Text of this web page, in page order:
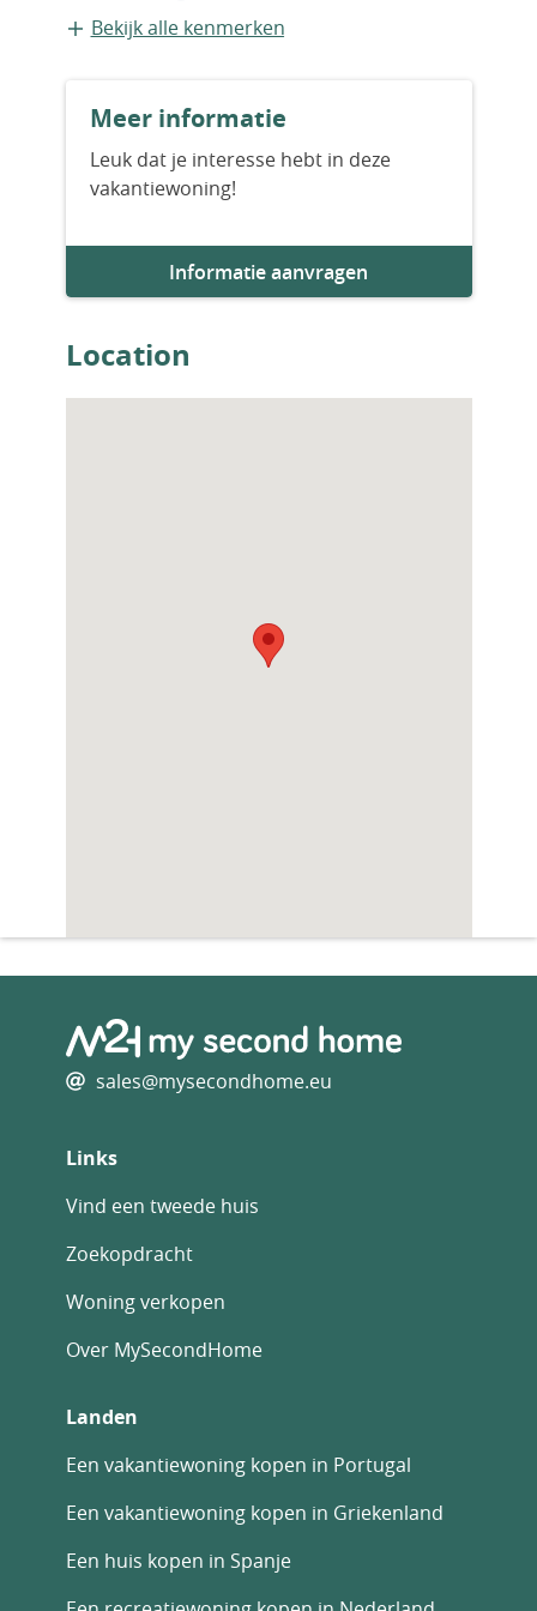
Geschakelde recreatiewoning
Bestaande bouw
Bouwjaar
Aantal slaapkamers
Aantal badkamers
Bekijk alle kenmerken
Meer informatie
Leuk dat je interesse hebt in deze
vakantiewoning!
Informatie aanvragen
Location
sales@mysecondhome.eu
Links
Vind een tweede huis
Zoekopdracht
Woning verkopen
Over MySecondHome
Landen
Een vakantiewoning kopen in Portugal
Een vakantiewoning kopen in Griekenland
Een huis kopen in Spanje